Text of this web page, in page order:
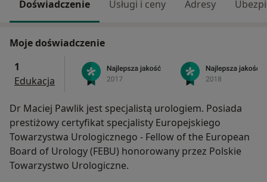
Doświadczenie Usługi i ceny Adresy
Moje doświadczenie
1
Edukacja
Dr Maciej Pawlik jest specjalistą urologiem. Posiada
prestiżowy certyfikat specjalisty Europejskiego
Towarzystwa Urologicznego - Fellow of the European
Board of Urology (FEBU) honorowany przez Polskie
Towarzystwo Urologiczne.